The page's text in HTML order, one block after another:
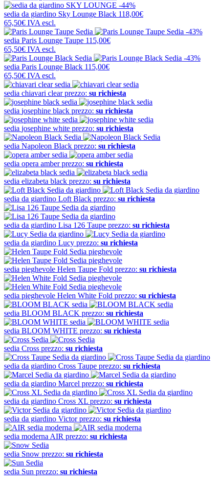
-44%
sedia da giardino Sky Lounge Black 118,00€
65,50€ IVA escl.
-43%
sedia Paris Lounge Taupe 115,00€
65,50€ IVA escl.
-43%
sedia Paris Lounge Black 115,00€
65,50€ IVA escl.
sedia chiavari clear prezzo: su richiesta
sedia josephine black prezzo: su richiesta
sedia josephine white prezzo: su richiesta
sedia Napoleon Black prezzo: su richiesta
sedia opera amber prezzo: su richiesta
sedia elizabeta black prezzo: su richiesta
sedia da giardino Loft Black prezzo: su richiesta
sedia da giardino Lisa 126 Taupe prezzo: su richiesta
sedia da giardino Lucy prezzo: su richiesta
sedia pieghevole Helen Taupe Fold prezzo: su richiesta
sedia pieghevole Helen White Fold prezzo: su richiesta
sedia BLOOM BLACK prezzo: su richiesta
sedia BLOOM WHITE prezzo: su richiesta
sedia Cross prezzo: su richiesta
sedia da giardino Cross Taupe prezzo: su richiesta
sedia da giardino Marcel prezzo: su richiesta
sedia da giardino Cross XL prezzo: su richiesta
sedia da giardino Victor prezzo: su richiesta
sedia moderna AIR prezzo: su richiesta
sedia Snow prezzo: su richiesta
sedia Sun prezzo: su richiesta